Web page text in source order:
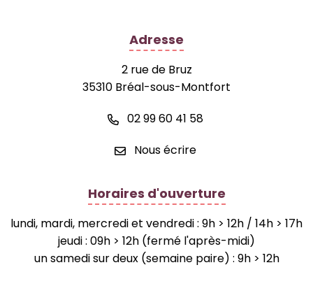
Adresse
2 rue de Bruz
35310 Bréal-sous-Montfort
02 99 60 41 58
Nous écrire
Horaires d'ouverture
lundi, mardi, mercredi et vendredi : 9h > 12h / 14h > 17h
jeudi : 09h > 12h (fermé l'après-midi)
un samedi sur deux (semaine paire) : 9h > 12h